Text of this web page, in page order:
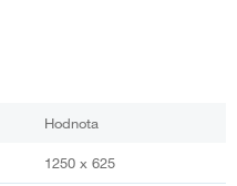
Hodnota
1250 x 625